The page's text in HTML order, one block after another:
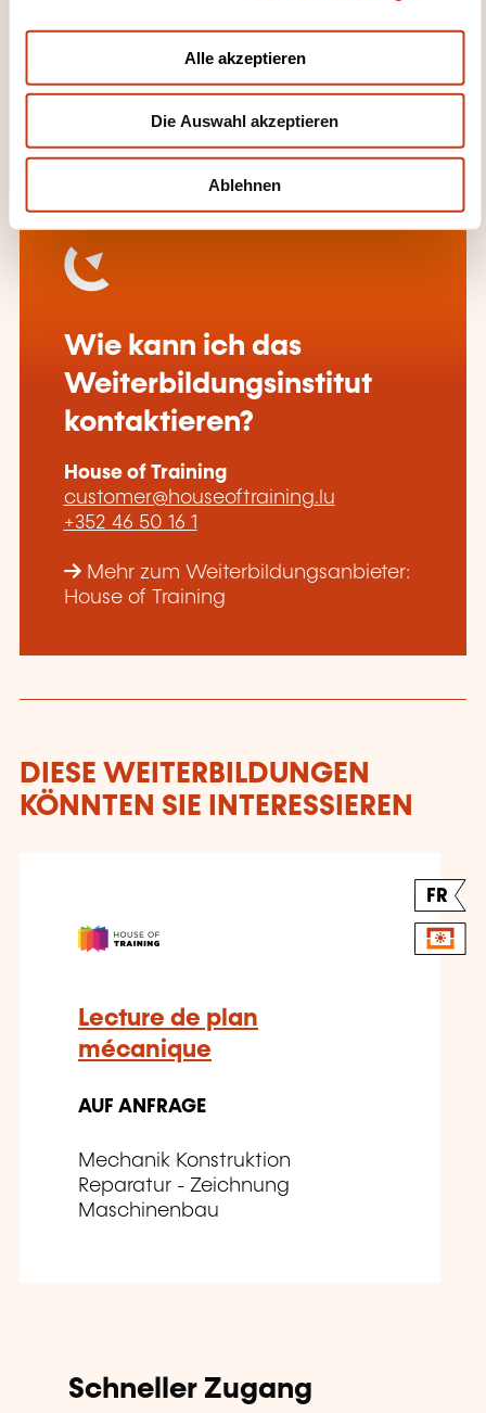
Alle akzeptieren
Die Auswahl akzeptieren
Ablehnen
centrifuges
Notions avancées de calcul du NPSH
Les différent systèmes d’étanchéité
Les normes d’installation
Wie kann ich das
Weiterbildungsinstitut
kontaktieren?
House of Training
customer@houseoftraining.lu
+352 46 50 16 1
Mehr zum Weiterbildungsanbieter:
House of Training
DIESE WEITERBILDUNGEN
KÖNNTEN SIE INTERESSIEREN
FR
Lecture de plan
mécanique
AUF ANFRAGE
Mechanik Konstruktion
Reparatur - Zeichnung
Maschinenbau
Schneller Zugang